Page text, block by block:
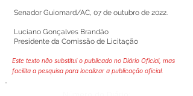
Senador Guiomard/AC, 07 de outubro de 2022.
Luciano Gonçalves Brandão
Presidente da Comissão de Licitação
Este texto não substitui o publicado no Diário Oficial, mas
facilita a pesquisa para localizar a publicação oficial.